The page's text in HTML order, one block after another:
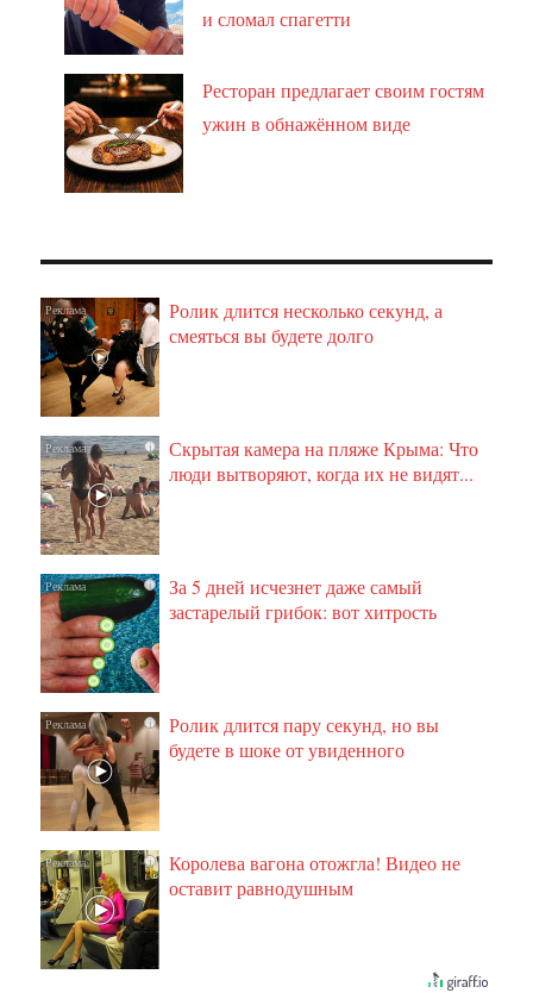
и сломал спагетти
Ресторан предлагает своим гостям
ужин в обнажённом виде
i
Ролик длится несколько секунд, а
смеяться вы будете долго
i
Скрытая камера на пляже Крыма: Что
люди вытворяют, когда их не видят...
i
За 5 дней исчезнет даже самый
застарелый грибок: вот хитрость
i
Ролик длится пару секунд, но вы
будете в шоке от увиденного
i
Королева вагона отожгла! Видео не
оставит равнодушным